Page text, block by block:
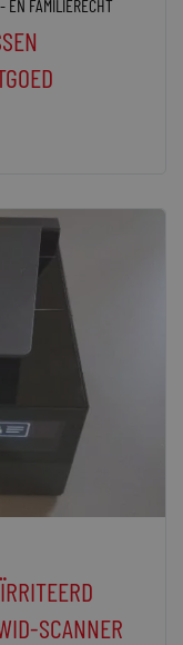
EN FAMILIERECHT
SCANNER